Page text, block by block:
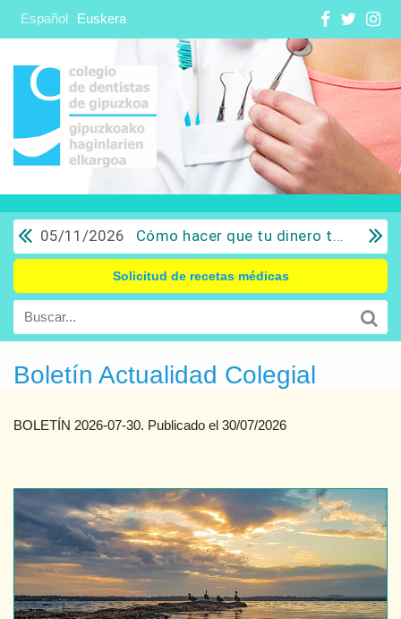
Español Euskera
05/11/2026 Cómo hacer que tu dinero trabaje para ti: Del ahorro a la inversión con sentido común.
Solicitud de recetas médicas
Boletín Actualidad Colegial
BOLETÍN 2026-07-30. Publicado el 30/07/2026